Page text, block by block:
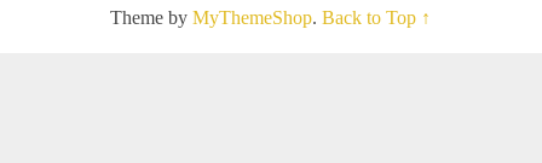
Theme byMyThemeShop.Back to Top ↑